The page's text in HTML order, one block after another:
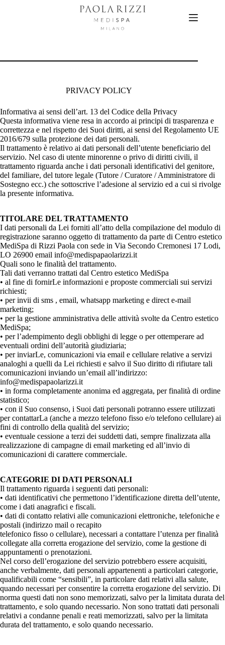
PRIVACY POLICY
Informativa ai sensi dell’art. 13 del Codice della Privacy
Questa informativa viene resa in accordo ai principi di trasparenza e
correttezza e nel rispetto dei Suoi diritti, ai sensi del Regolamento UE
2016/679 sulla protezione dei dati personali.
Il trattamento è relativo ai dati personali dell’utente beneficiario del
servizio. Nel caso di utente minorenne o privo di diritti civili, il
trattamento riguarda anche i dati personali identificativi del genitore,
del familiare, del tutore legale (Tutore / Curatore / Amministratore di
Sostegno ecc.) che sottoscrive l’adesione al servizio ed a cui si rivolge
la presente informativa.
TITOLARE DEL TRATTAMENTO
I dati personali da Lei forniti all’atto della compilazione del modulo di
registrazione saranno oggetto di trattamento da parte di Centro estetico
MediSpa di Rizzi Paola con sede in Via Secondo Cremonesi 17 Lodi,
LO 26900 email info@medispapaolarizzi.it
Quali sono le finalità del trattamento.
Tali dati verranno trattati dal Centro estetico MediSpa
• al fine di fornirLe informazioni e proposte commerciali sui servizi
richiesti;
• per invii di sms , email, whatsapp marketing e direct e-mail
marketing;
• per la gestione amministrativa delle attività svolte da Centro estetico
MediSpa;
• per l’adempimento degli obblighi di legge o per ottemperare ad
eventuali ordini dell’autorità giudiziaria;
• per inviarLe, comunicazioni via email e cellulare relative a servizi
analoghi a quelli da Lei richiesti e salvo il Suo diritto di rifiutare tali
comunicazioni inviando un’email all’indirizzo:
info@medispapaolarizzi.it
• in forma completamente anonima ed aggregata, per finalità di ordine
statistico;
• con il Suo consenso, i Suoi dati personali potranno essere utilizzati
per contattarLa (anche a mezzo telefono fisso e/o telefono cellulare) ai
fini di controllo della qualità del servizio;
• eventuale cessione a terzi dei suddetti dati, sempre finalizzata alla
realizzazione di campagne di email marketing ed all’invio di
comunicazioni di carattere commerciale.
CATEGORIE DI DATI PERSONALI
Il trattamento riguarda i seguenti dati personali:
• dati identificativi che permettono l’identificazione diretta dell’utente,
come i dati anagrafici e fiscali.
• dati di contatto relativi alle comunicazioni elettroniche, telefoniche e
postali (indirizzo mail o recapito
telefonico fisso o cellulare), necessari a contattare l’utenza per finalità
collegate alla corretta erogazione del servizio, come la gestione di
appuntamenti o prenotazioni.
Nel corso dell’erogazione del servizio potrebbero essere acquisiti,
anche verbalmente, dati personali appartenenti a particolari categorie,
qualificabili come “sensibili”, in particolare dati relativi alla salute,
quando necessari per consentire la corretta erogazione del servizio. Di
norma questi dati non sono memorizzati, salvo per la limitata durata del
trattamento, e solo quando necessario. Non sono trattati dati personali
relativi a condanne penali e reati memorizzati, salvo per la limitata
durata del trattamento, e solo quando necessario.